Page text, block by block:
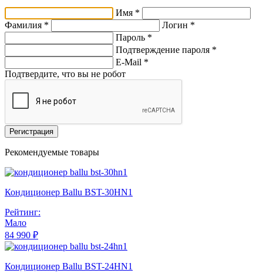
Имя *
Фамилия *
Логин *
Пароль *
Подтверждение пароля *
E-Mail *
Подтвердите, что вы не робот
Регистрация
Рекомендуемые товары
Кондиционер Ballu BST-30HN1
Рейтинг:
Мало
84 990 ₽
Кондиционер Ballu BST-24HN1